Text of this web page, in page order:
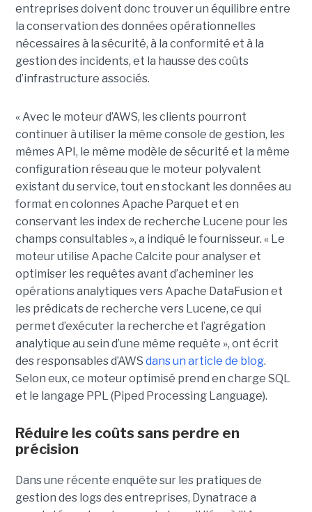
entreprises doivent donc trouver un équilibre entre
la conservation des données opérationnelles
nécessaires à la sécurité, à la conformité et à la
gestion des incidents, et la hausse des coûts
d’infrastructure associés.
« Avec le moteur d’AWS, les clients pourront
continuer à utiliser la même console de gestion, les
mêmes API, le même modèle de sécurité et la même
configuration réseau que le moteur polyvalent
existant du service, tout en stockant les données au
format en colonnes Apache Parquet et en
conservant les index de recherche Lucene pour les
champs consultables », a indiqué le fournisseur. « Le
moteur utilise Apache Calcite pour analyser et
optimiser les requêtes avant d’acheminer les
opérations analytiques vers Apache DataFusion et
les prédicats de recherche vers Lucene, ce qui
permet d’exécuter la recherche et l’agrégation
analytique au sein d’une même requête », ont écrit
des responsables d’AWS dans un article de blog.
Selon eux, ce moteur optimisé prend en charge SQL
et le langage PPL (Piped Processing Language).
Réduire les coûts sans perdre en
précision
Dans une récente enquête sur les pratiques de
gestion des logs des entreprises, Dynatrace a